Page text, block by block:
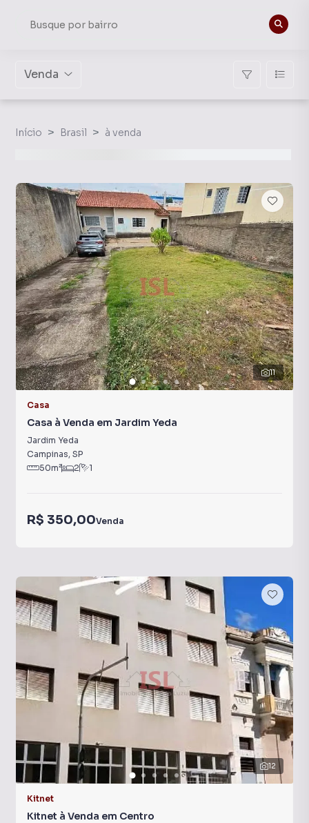
Venda
Início Brasil à venda
11
Casa
Casa à Venda em Jardim Yeda
Jardim Yeda
Campinas, SP
50m² 2 1
R$ 350,00Venda
12
Kitnet
Kitnet à Venda em Centro